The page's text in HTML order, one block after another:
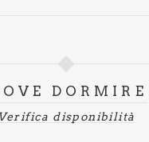
DORMIRE
Verifica disponibilità